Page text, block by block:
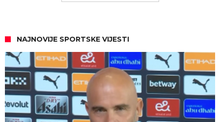
NAJNOVIJE SPORTSKE VIJESTI